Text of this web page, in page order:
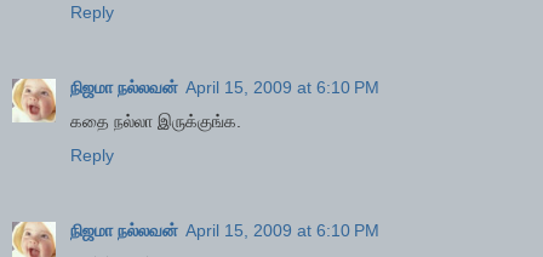
Reply
நிஜமா நல்லவன் April 15, 2009 at 6:10 PM
கதை நல்லா இருக்குங்க.
Reply
நிஜமா நல்லவன் April 15, 2009 at 6:10 PM